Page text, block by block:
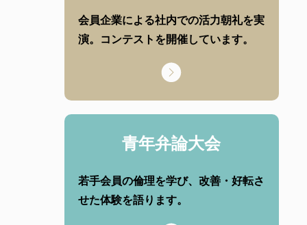
会員企業による社内での活力朝礼を実
演。コンテストを開催しています。
青年弁論大会
若手会員の倫理を学び、改善・好転さ
せた体験を語ります。